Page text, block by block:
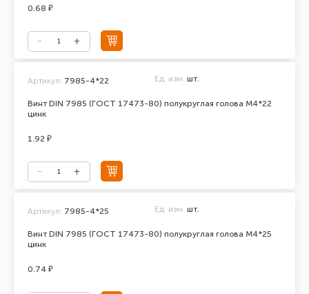
0.68 ₽
Винт DIN 7985 (ГОСТ 17473-80) полукруглая голова М4*22
цинк
Артикул: 7985-4*22 Ед. изм. шт.
1.92 ₽
Винт DIN 7985 (ГОСТ 17473-80) полукруглая голова М4*25
цинк
Артикул: 7985-4*25 Ед. изм. шт.
0.74 ₽